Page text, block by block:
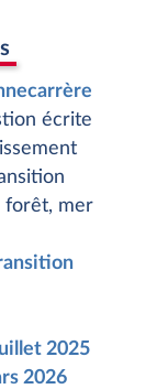
écrite
forêt, mer
2025
2026